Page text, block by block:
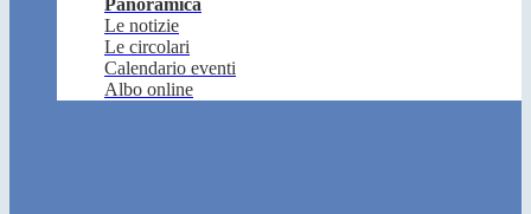
Panoramica
Le notizie
Le circolari
Calendario eventi
Albo online